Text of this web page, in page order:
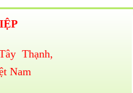
Thạnh,
Nam